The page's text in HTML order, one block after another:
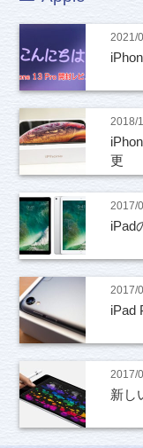
2021/
2018/
更
2017/
iPad
2017/
iPad
2017/
新し